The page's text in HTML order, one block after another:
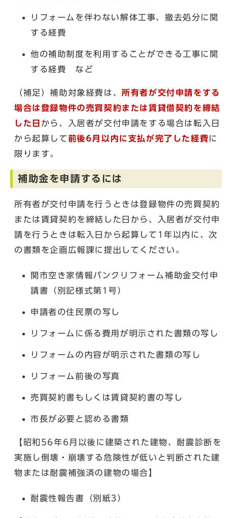
リフォームを伴わない解体工事、撤去処分に関
する経費
他の補助制度を利用することができる工事に関
する経費 など
（補足）補助対象経費は、所有者が交付申請をする
場合は登録物件の売買契約または賃貸借契約を締結
した日 から、入居者が交付申請をする場合は転入日
から起算して前後6月以内に支払が完了した経費に
限ります。
補助金を申請するには
所有者が交付申請を行うときは登録物件の売買契約
または賃貸契約を締結した日から、入居者が交付申
請を行うときは転入日から起算して1年以内に、次
の書類を企画広報課に提出してください。
関市空き家情報バンクリフォーム補助金交付申
請書（別記様式第1号）
申請者の住民票の写し
リフォームに係る費用が明示された書類の写し
リフォームの内容が明示された書類の写し
リフォーム前後の写真
売買契約書もしくは賃貸契約書の写し
市長が必要と認める書類
【昭和56年6月以後に建築された建物、耐震診断を
実施し倒壊・崩壊する危険性が低いと判断された建
物または耐震補強済の建物の場合】
耐震性報告書（別紙3）